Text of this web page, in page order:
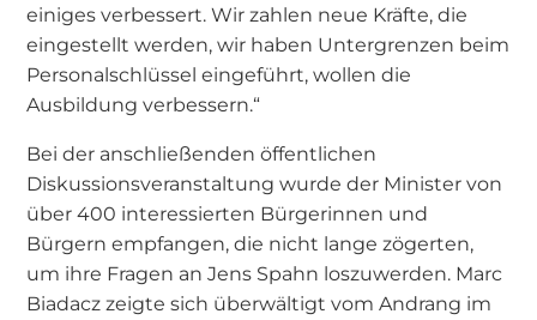
einiges verbessert. Wir zahlen neue Kräfte, die
eingestellt werden, wir haben Untergrenzen beim
Personalschlüssel eingeführt, wollen die
Ausbildung verbessern.“
Bei der anschließenden öffentlichen
Diskussionsveranstaltung wurde der Minister von
über 400 interessierten Bürgerinnen und
Bürgern empfangen, die nicht lange zögerten,
um ihre Fragen an Jens Spahn loszuwerden. Marc
Biadacz zeigte sich überwältigt vom Andrang im